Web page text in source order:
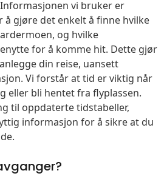
vi bruker er
å gjøre det enkelt å finne hvilke
og hvilke
for å komme hit. Dette gjør
din reise, uansett
Vi forstår at tid er viktig når
eller bli hentet fra flyplassen.
til oppdaterte tidstabeller,
informasjon for å sikre at du